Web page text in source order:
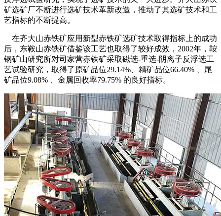
矿选矿厂不断进行选矿技术革新改造，推动了其选矿技术和工
艺指标的不断提高。
在齐大山赤铁矿应用新型赤铁矿选矿技术取得指标上的成功
后，东鞍山赤铁矿借鉴该工艺也取得了较好成效，2002年，鞍
钢矿山研究所对司家营赤铁矿采取磁选-重选-阴离子反浮选工
艺试验研究，取得了原矿品位29.14%、精矿品位66.40% 、尾
矿品位9.08% 、金属回收率79.75% 的良好指标。